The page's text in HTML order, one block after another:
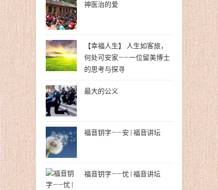
神医治的爱
【幸福人生】 人生如客旅，
何处可安家——一位留美博士
的思考与探寻
最大的公义
福音钥字——安 | 福音讲坛
福音钥字——忧 | 福音讲坛